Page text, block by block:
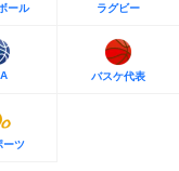
ール ラグビー
バスケ代表
ーツ